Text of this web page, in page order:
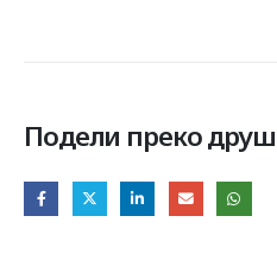
Подели преко